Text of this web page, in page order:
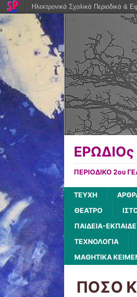
ΕΡΩΔΙΟς
ΠΕΡΙΟΔΙΚΟ 2ου
ΤΕΥΧΗ
ΘΕΑΤΡΟ
ΠΑΙΔΕΙΑ-
ΤΕΧΝΟΛΟΓΙΑ
ΜΑΘΗΤΙΚΑ
ΠΟΣΟ
Ηλεκτρονικά Σχολικά Περιοδικά &